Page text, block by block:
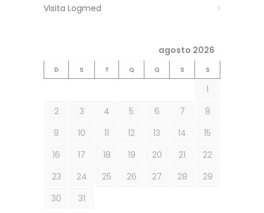
Visita Logmed
agosto 2026
D S T Q Q S S
1
2
3 4 5 6 7
8
9
10 11 12 13 14
15
16
17 18 19 20 21
22
23
24 25 26 27 28
29
30
31